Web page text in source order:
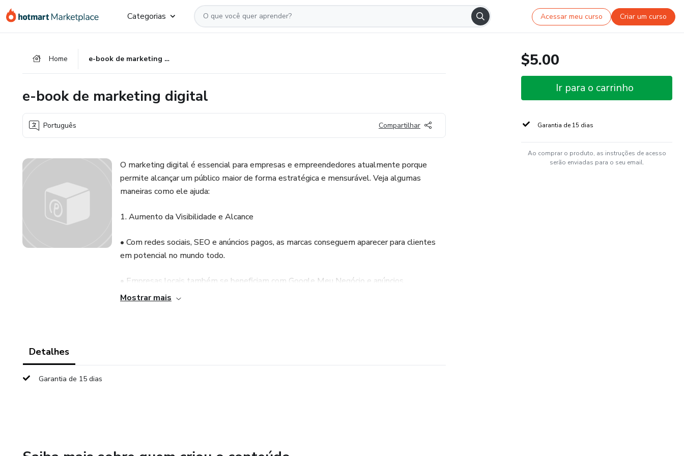
para
para
para
Categorias Acessar meu curso Criar um curso
Home e-book de marketing digital
e-book de marketing digital
Português Compartilhar
O marketing digital é essencial para empresas e empreendedores atualmente porque
permite alcançar um público maior de forma estratégica e mensurável. Veja algumas
maneiras como ele ajuda:
1. Aumento da Visibilidade e Alcance
• Com redes sociais, SEO e anúncios pagos, as marcas conseguem aparecer para clientes
em potencial no mundo todo.
• Empresas locais também se beneficiam com Google Meu Negócio e anúncios
segmentados.
Mostrar mais
Detalhes
Garantia de 15 dias
$5.00
Ir para o carrinho
Garantia de 15 dias
Ao comprar o produto, as instruções de acesso
serão enviadas para o seu email.